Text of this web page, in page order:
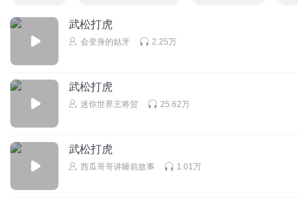
武松打虎
会变身的姑牙 2.25万
武松打虎
迷你世界王将贺 25.62万
武松打虎
西瓜哥哥讲睡前故事 1.01万